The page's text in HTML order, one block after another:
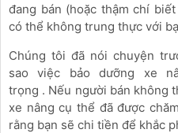
đang bán (hoặc thậm chí
có thể không trung thực với
Chúng tôi đã nói chuyện
sao việc bảo dưỡng xe
trọng . Nếu người bán không
xe nâng cụ thể đã được
rằng bạn sẽ chi tiền để khắc